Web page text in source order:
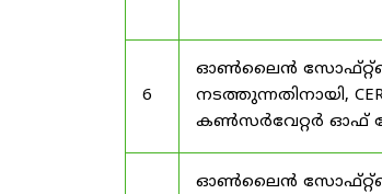
6
ഓൺലൈൻ
നടത്തുന്നതിനായി,
കൺസർവേറ്റർ ഓഫ്
ഓൺലൈൻ